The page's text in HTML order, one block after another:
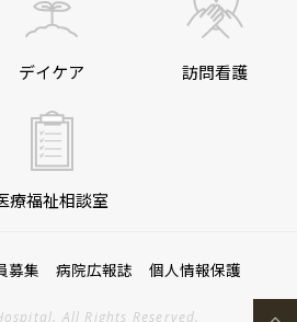
デイケア 訪問看護
療福祉相談室
募集 病院広報誌 個人情報保護
All Rights Reserved.